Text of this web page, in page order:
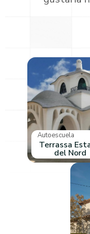
Autoescuela
Terrassa
del Nord